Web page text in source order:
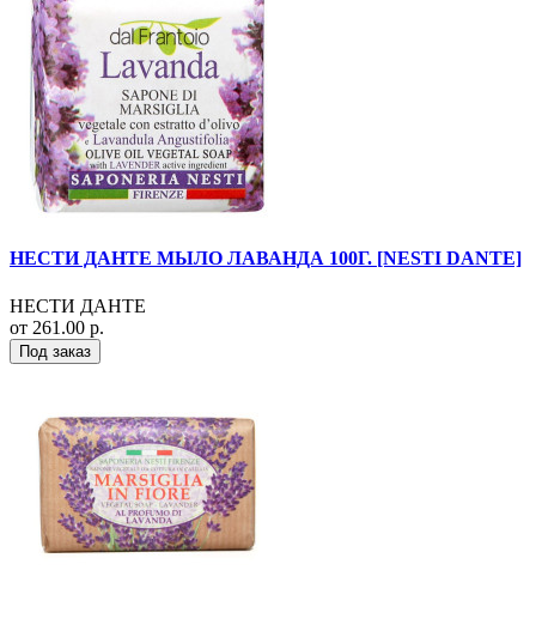
НЕСТИ ДАНТЕ МЫЛО ЛАВАНДА 100Г. [NESTI DANTE]
НЕСТИ ДАНТЕ
от 261.00 р.
Под заказ